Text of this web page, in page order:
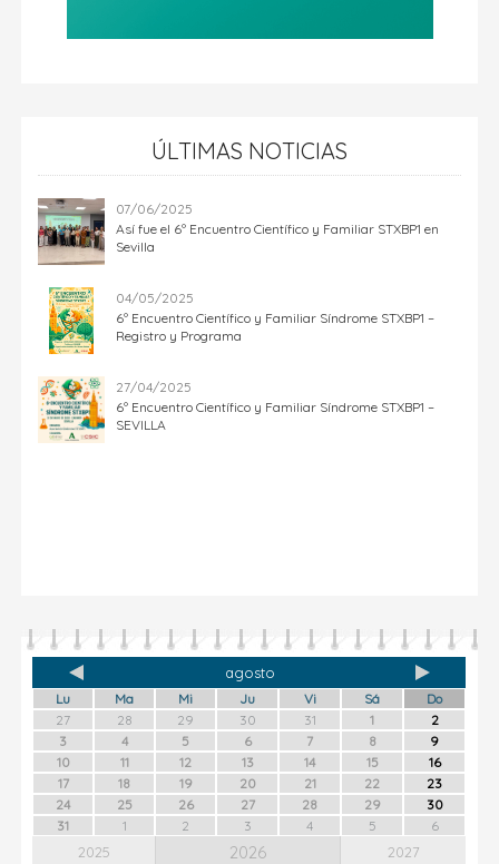
ÚLTIMAS NOTICIAS
07/06/2025
Así fue el 6º Encuentro Científico y Familiar STXBP1 en
Sevilla
04/05/2025
6º Encuentro Científico y Familiar Síndrome STXBP1 –
Registro y Programa
27/04/2025
6º Encuentro Científico y Familiar Síndrome STXBP1 –
SEVILLA
agosto
Lu Ma Mi Ju Vi Sá
Do
27
28 29 30 31 1
2
3
4 5 6 7 8
9
10
11 12 13 14 15
16
17
18 19 20 21 22
23
24
25 26 27 28 29
30
31
1 2 3 4 5 6
2025 2026 2027